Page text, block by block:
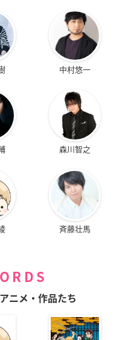
中村悠一
森川智之
斉藤壮馬
ニメ・作品たち